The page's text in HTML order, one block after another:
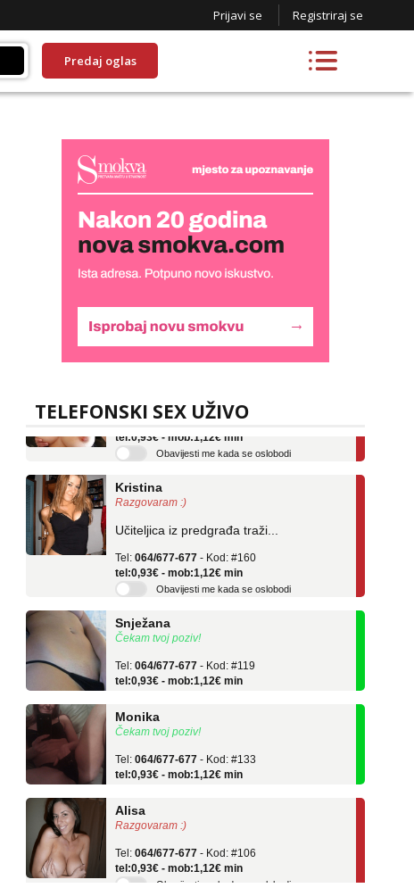
Prijavi se Registriraj se
Predaj oglas
TELEFONSKI SEX UŽIVO
Liliana
Tel:064/677-677 - Kod: #69
tel:0,93€ - mob:1,12€ min
Obavijesti me kada se oslobodi
Razgovaram :)
064/677-677 - Kod: #160
tel:0,93€ - mob:1,12€ min
Obavijesti me kada se oslobodi
Čekam tvoj poziv!
tel:0,93€ - mob:1,12€ min
Čekam tvoj poziv!
tel:0,93€ - mob:1,12€ min
Razgovaram :)
tel:0,93€ - mob:1,12€ min
Obavijesti me kada se oslobodi